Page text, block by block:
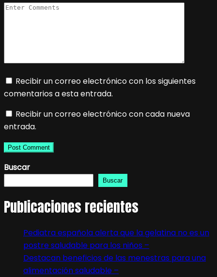
Recibir un correo electrónico con los siguientes
comentarios a esta entrada.
Recibir un correo electrónico con cada nueva
entrada.
Buscar
Buscar
Publicaciones recientes
Pediatra española alerta que la gelatina no es un
postre saludable para los niños –
Destacan beneficios de las menestras para una
alimentación saludable –